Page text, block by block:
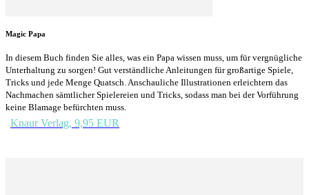
Magic Papa
In diesem Buch finden Sie alles, was ein Papa wissen muss, um für vergnügliche
Unterhaltung zu sorgen! Gut verständliche Anleitungen für großartige Spiele,
Tricks und jede Menge Quatsch. Anschauliche Illustrationen erleichtern das
Nachmachen sämtlicher Spielereien und Tricks, sodass man bei der Vorführung
keine Blamage befürchten muss.
Knaur Verlag, 9,95 EUR